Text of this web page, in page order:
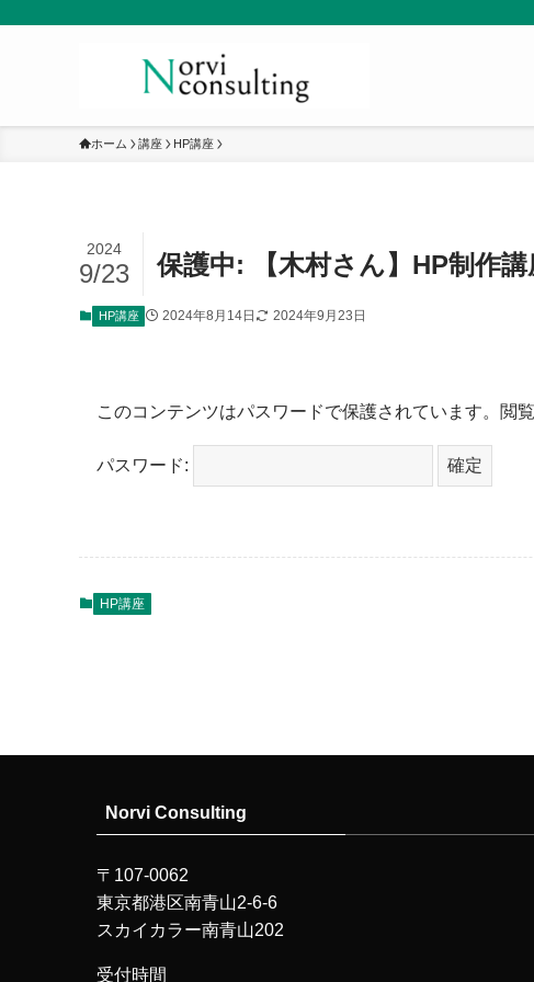
ホーム 講座 HP講座
保護中: 【木村さん】HP制作講
2024
9/23
HP講座 2024年8月14日 2024年9月23日
このコンテンツはパスワードで保護されています。閲
パスワード:
HP講座
Norvi Consulting
〒107-0062
東京都港区南青山2-6-6
スカイカラー南青山202
受付時間